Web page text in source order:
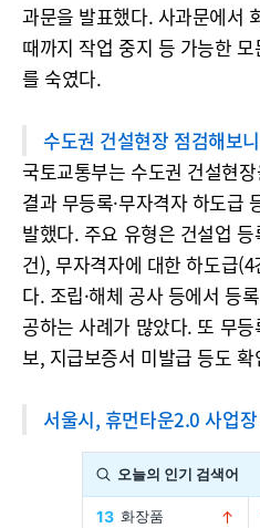
과문을 발표했다. 사과문에서
때까지 작업 중지 등 가능한
를 숙였다.
수도권 건설현장 점검해보
국토교통부는 수도권 건설현
결과 무등록·무자격자 하도급
발했다. 주요 유형은 건설업
건), 무자격자에 대한 하도급
다. 조립·해체 공사 등에서 등
공하는 사례가 많았다. 또 무
보, 지급보증서 미발급 등도 확
서울시, 휴먼타운2.0 사업